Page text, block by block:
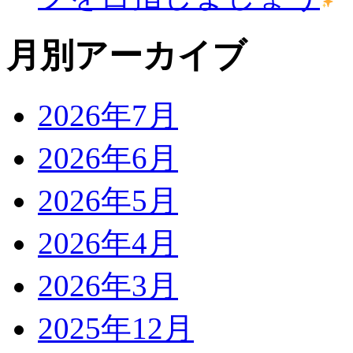
月別アーカイブ
2026年7月
2026年6月
2026年5月
2026年4月
2026年3月
2025年12月